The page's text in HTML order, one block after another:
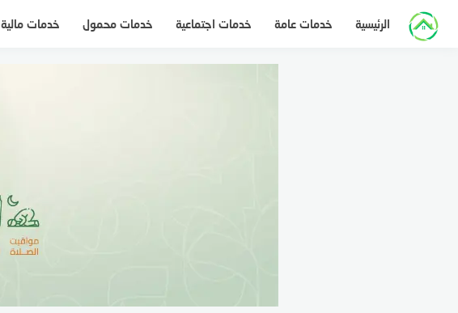
المحتوى
الرئيسية خدمات عامة خدمات اجتماعية خدمات محمول خدمات مالية